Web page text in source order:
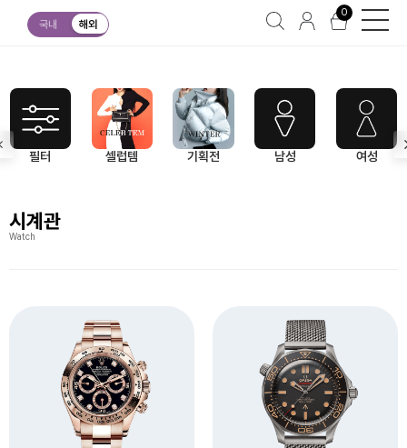
국내 해외
0
시계관
필터 셀럽템 기획전 남성 여성
시계관
Watch